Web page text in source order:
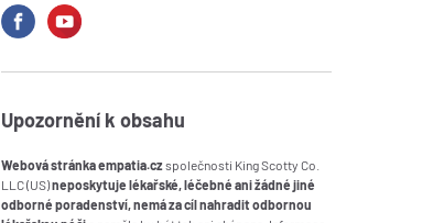
Upozornění k obsahu
Webová stránka empatia.czspolečnosti King Scotty Co.
LLC (US)neposkytuje lékařské, léčebné ani žádné jiné
odborné poradenství, nemá za cíl nahradit odbornou